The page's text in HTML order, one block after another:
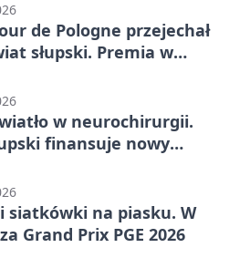
de Pologne przejechał
słupski. Premia w
w neurochirurgii.
finansuje nowy
siatkówki na piasku. W
Grand Prix PGE 2026